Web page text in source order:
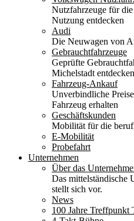
Nutzfahrzeuge für
Nutzung entdecken
Audi
Die Neuwagen von
Gebrauchtfahrzeuge
Geprüfte
Michelstadt entdecken
Fahrzeug-Ankauf
Unverbindliche
Fahrzeug erhalten
Geschäftskunden
Mobilität für die
E-Mobilität
Probefahrt
Unternehmen
Über das
Das mittelständische
stellt sich vor.
News
100 Jahre Treffpunkt